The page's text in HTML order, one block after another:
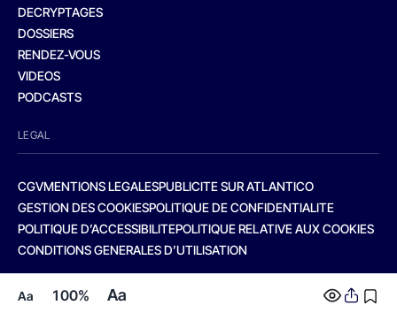
Aa 100% Aa
DECRYPTAGES
DOSSIERS
RENDEZ-VOUS
VIDEOS
PODCASTS
LEGAL
CGVMENTIONS LEGALESPUBLICITE SUR ATLANTICO
GESTION DES COOKIESPOLITIQUE DE CONFIDENTIALITE
POLITIQUE D’ACCESSIBILITEPOLITIQUE RELATIVE AUX COOKIES
CONDITIONS GENERALES D’UTILISATION